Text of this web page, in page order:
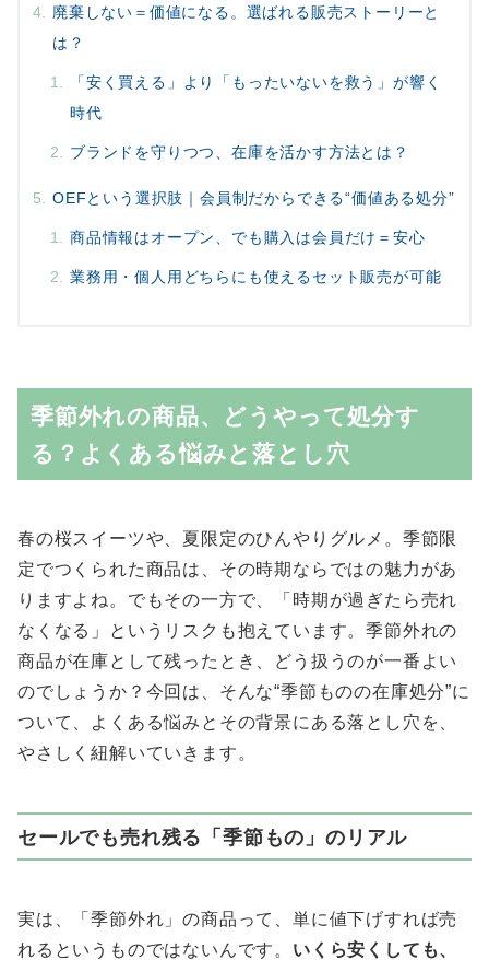
廃棄しない＝価値になる。選ばれる販売ストーリーと
は？
「安く買える」より「もったいないを救う」が響く
時代
ブランドを守りつつ、在庫を活かす方法とは？
OEFという選択肢｜会員制だからできる“価値ある処分”
商品情報はオープン、でも購入は会員だけ＝安心
業務用・個人用どちらにも使えるセット販売が可能
季節外れの商品、どうやって処分す
る？よくある悩みと落とし穴
春の桜スイーツや、夏限定のひんやりグルメ。季節限
定でつくられた商品は、その時期ならではの魅力があ
りますよね。でもその一方で、「時期が過ぎたら売れ
なくなる」というリスクも抱えています。季節外れの
商品が在庫として残ったとき、どう扱うのが一番よい
のでしょうか？今回は、そんな“季節ものの在庫処分”に
ついて、よくある悩みとその背景にある落とし穴を、
やさしく紐解いていきます。
セールでも売れ残る「季節もの」のリアル
実は、「季節外れ」の商品って、単に値下げすれば売
れるというものではないんです。 いくら安くしても、